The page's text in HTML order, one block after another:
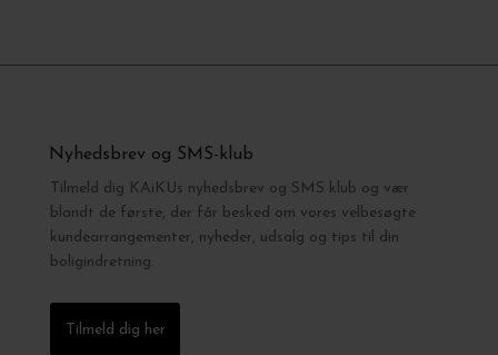
Nyhedsbrev og SMS-klub
Tilmeld dig KAiKUs nyhedsbrev og SMS klub og vær
blandt de første, der får besked om vores velbesøgte
kundearrangementer, nyheder, udsalg og tips til din
boligindretning.
Tilmeld dig her